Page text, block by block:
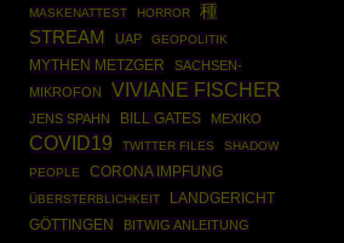
MASKENATTEST
HORROR
種
STREAM
UAP GEOPOLITIK
MYTHEN METZGER
SACHSEN-
MIKROFON
VIVIANE FISCHER
JENS SPAHN BILL GATES MEXIKO
COVID19 TWITTER FILES
SHADOW
PEOPLE
CORONA IMPFUNG
ÜBERSTERBLICHKEIT
LANDGERICHT
GÖTTINGEN
BITWIG ANLEITUNG